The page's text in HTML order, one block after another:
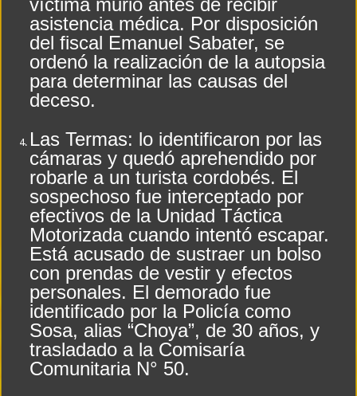
víctima murió antes de recibir
asistencia médica. Por disposición
del fiscal Emanuel Sabater, se
ordenó la realización de la autopsia
para determinar las causas del
deceso.
Las Termas: lo identificaron por las
cámaras y quedó aprehendido por
robarle a un turista cordobés. El
sospechoso fue interceptado por
efectivos de la Unidad Táctica
Motorizada cuando intentó escapar.
Está acusado de sustraer un bolso
con prendas de vestir y efectos
personales. El demorado fue
identificado por la Policía como
Sosa, alias “Choya”, de 30 años, y
trasladado a la Comisaría
Comunitaria N° 50.